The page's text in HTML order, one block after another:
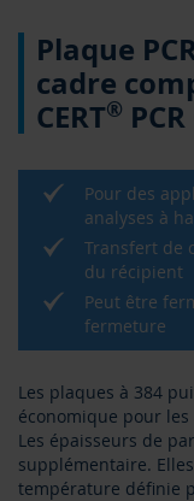
the
beginning
the
gallery
Plaque
cadre
CERT®
Pour des
analyses à
Transfert de
du récipient
Peut être
fermeture
Les plaques à 384
économique pour
Les épaisseurs de
supplémentaire.
température définie